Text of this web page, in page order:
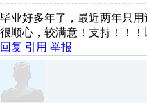
毕业好多年了，最近两年只
很顺心，较满意！支持！！
回复 引用 举报